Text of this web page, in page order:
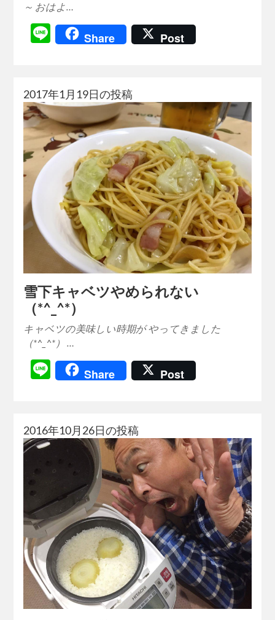
～ おはよ…
LineShare Post
2017年1月19日の投稿
雪下キャベツやめられない
（*^_^*）
キャベツの美味しい時期が やってきました
（*^_^*） …
LineShare Post
2016年10月26日の投稿